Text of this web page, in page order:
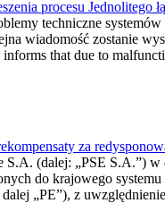
procesu Jednolitego
techniczne
wiadomość zostanie
that due to
za
S.A. (dalej: „PSE S.A.”)
do krajowego
„PE”), z